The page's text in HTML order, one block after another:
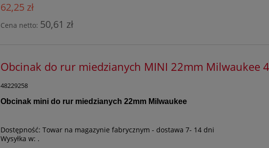
62,25 zł
Cena netto: 50,61 zł
Obcinak do rur miedzianych MINI 22mm Milwaukee
48229258
Obcinak mini do rur miedzianych 22mm Milwaukee
Dostępność: Towar na magazynie fabrycznym - dostawa 7- 14 dni
Wysyłka w: .